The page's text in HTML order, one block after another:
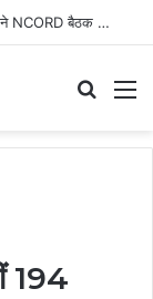
उत्तराखंड में ड्रग्स के खिलाफ सख्ती बढ़ेगी, मुख्य सचिव ने NCORD बैठक में दिए कड़े निर्देश
194